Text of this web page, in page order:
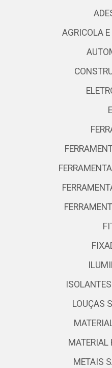
AGRICOLA
LOUÇAS
MATERIAL
METAIS